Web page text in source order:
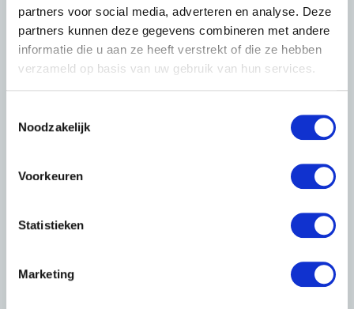
partners voor social media, adverteren en analyse. Deze
partners kunnen deze gegevens combineren met andere
informatie die u aan ze heeft verstrekt of die ze hebben
verzameld op basis van uw gebruik van hun services.
Noodzakelijk
Voorkeuren
Statistieken
Marketing